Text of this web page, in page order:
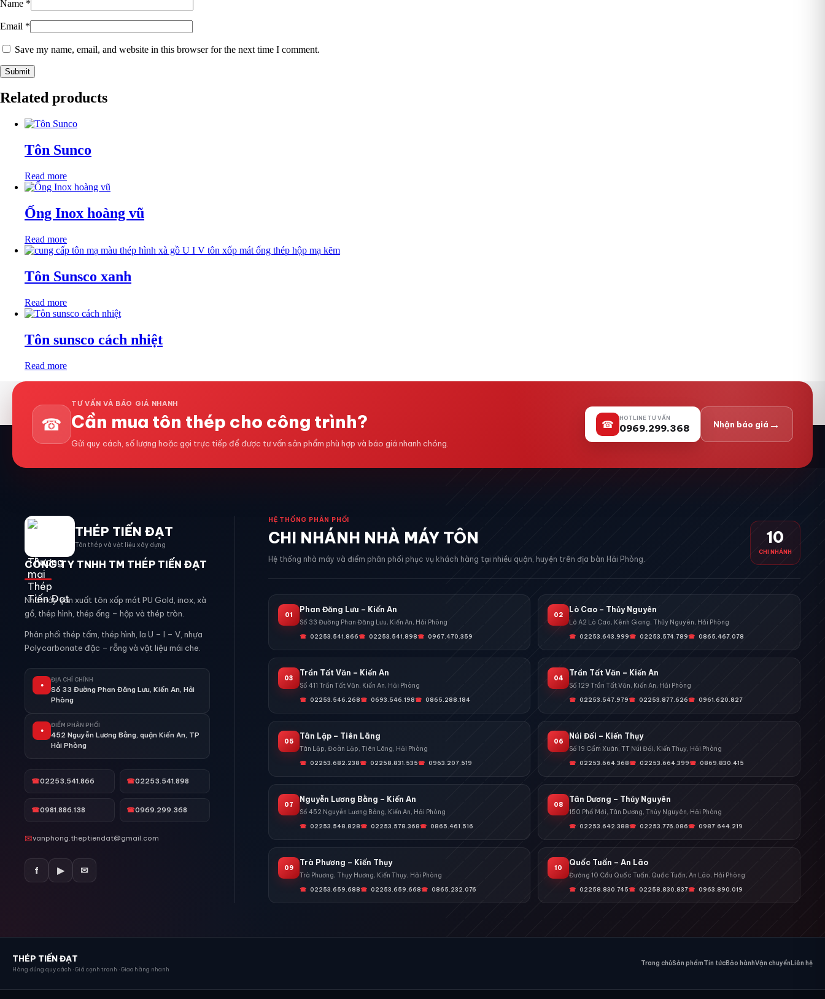
Name *
Email *
Save my name, email, and website in this browser for the next time I comment.
Related products
Tôn Sunco
Read more
Ống Inox hoàng vũ
Read more
Tôn Sunsco xanh
Read more
Tôn sunsco cách nhiệt
Read more
☎
TƯ VẤN VÀ BÁO GIÁ NHANH
Cần mua tôn thép cho công trình?
Gửi quy cách, số lượng hoặc gọi trực tiếp để được tư vấn sản phẩm phù hợp và báo giá nhanh chóng.
☎
HOTLINE TƯ VẤN
0969.299.368 Nhận báo giá →
THÉP TIẾN ĐẠT
Tôn thép và vật liệu xây dựng
CÔNG TY TNHH TM THÉP TIẾN ĐẠT
Nhà máy sản xuất tôn xốp mát PU Gold, inox, xà
gồ, thép hình, thép ống – hộp và thép tròn.
Phân phối thép tấm, thép hình, la U – I – V, nhựa
Polycarbonate đặc – rỗng và vật liệu mái che.
●
ĐỊA CHỈ CHÍNH
Số 33 Đường Phan Đăng Lưu, Kiến An, Hải
Phòng
●
ĐIỂM PHÂN PHỐI
452 Nguyễn Lương Bằng, quận Kiến An, TP
Hải Phòng
☎02253.541.866 ☎02253.541.898
☎0981.886.138 ☎0969.299.368
✉vanphong.theptiendat@gmail.com
f ▶ ✉
HỆ THỐNG PHÂN PHỐI
CHI NHÁNH NHÀ MÁY TÔN
Hệ thống nhà máy và điểm phân phối phục vụ khách hàng tại nhiều quận, huyện trên địa bàn Hải Phòng.
10
CHI NHÁNH
01
Phan Đăng Lưu – Kiến An
Số 33 Đường Phan Đăng Lưu, Kiến An, Hải Phòng
02253.541.866 02253.541.898 0967.470.359
02
Lò Cao – Thủy Nguyên
Lô A2 Lò Cao, Kênh Giang, Thủy Nguyên, Hải Phòng
02253.643.999 02253.574.789 0865.467.078
03
Trần Tất Văn – Kiến An
Số 411 Trần Tất Văn, Kiến An, Hải Phòng
02253.546.268 0693.546.198 0865.288.184
04
Trần Tất Văn – Kiến An
Số 129 Trần Tất Văn, Kiến An, Hải Phòng
02253.547.979 02253.877.626 0961.620.827
05
Tân Lập – Tiên Lãng
Tân Lập, Đoàn Lập, Tiên Lãng, Hải Phòng
02253.682.238 02258.831.535 0963.207.519
06
Núi Đối – Kiến Thụy
Số 19 Cẩm Xuân, TT Núi Đối, Kiến Thụy, Hải Phòng
02253.664.368 02253.664.399 0869.830.415
07
Nguyễn Lương Bằng – Kiến An
Số 452 Nguyễn Lương Bằng, Kiến An, Hải Phòng
02253.548.828 02253.578.368 0865.461.516
08
Tân Dương – Thủy Nguyên
150 Phố Mới, Tân Dương, Thủy Nguyên, Hải Phòng
02253.642.388 02253.776.086 0987.644.219
09
Trà Phương – Kiến Thụy
Trà Phương, Thụy Hương, Kiến Thụy, Hải Phòng
02253.659.688 02253.659.668 0865.232.076
10
Quốc Tuấn – An Lão
Đường 10 Cầu Quốc Tuấn, Quốc Tuấn, An Lão, Hải Phòng
02258.830.745 02258.830.837 0963.890.019
THÉP TIẾN ĐẠT
Hàng đúng quy cách · Giá cạnh tranh · Giao hàng nhanh
Trang chủSản phẩmTin tứcBảo hànhVận chuyển Liên hệ